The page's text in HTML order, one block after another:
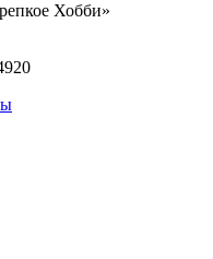
Хобби»